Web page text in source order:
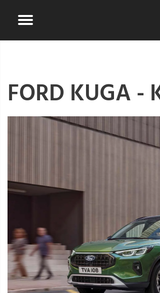
FORD KUGA -